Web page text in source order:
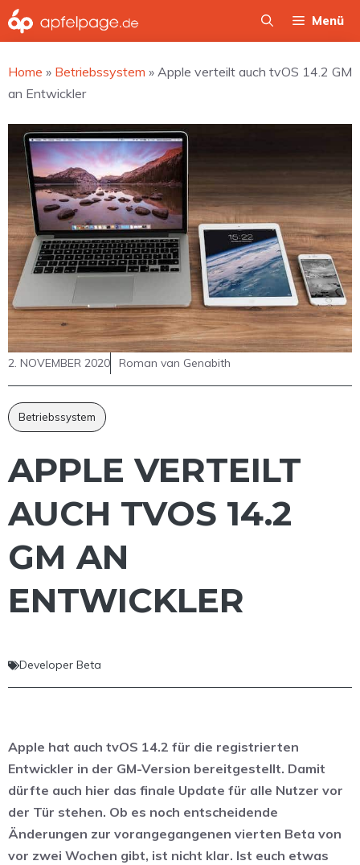
Zum
Inhalt
Menü
Home » Betriebssystem » Apple verteilt auch tvOS 14.2 GM
an Entwickler
2. NOVEMBER 2020 Roman van Genabith
Betriebssystem
APPLE VERTEILT
AUCH TVOS 14.2
GM AN
ENTWICKLER
Developer Beta
Apple hat auch tvOS 14.2 für die registrierten
Entwickler in der GM-Version bereitgestellt. Damit
dürfte auch hier das finale Update für alle Nutzer vor
der Tür stehen. Ob es noch entscheidende
Änderungen zur vorangegangenen vierten Beta von
vor zwei Wochen gibt, ist nicht klar. Ist euch etwas